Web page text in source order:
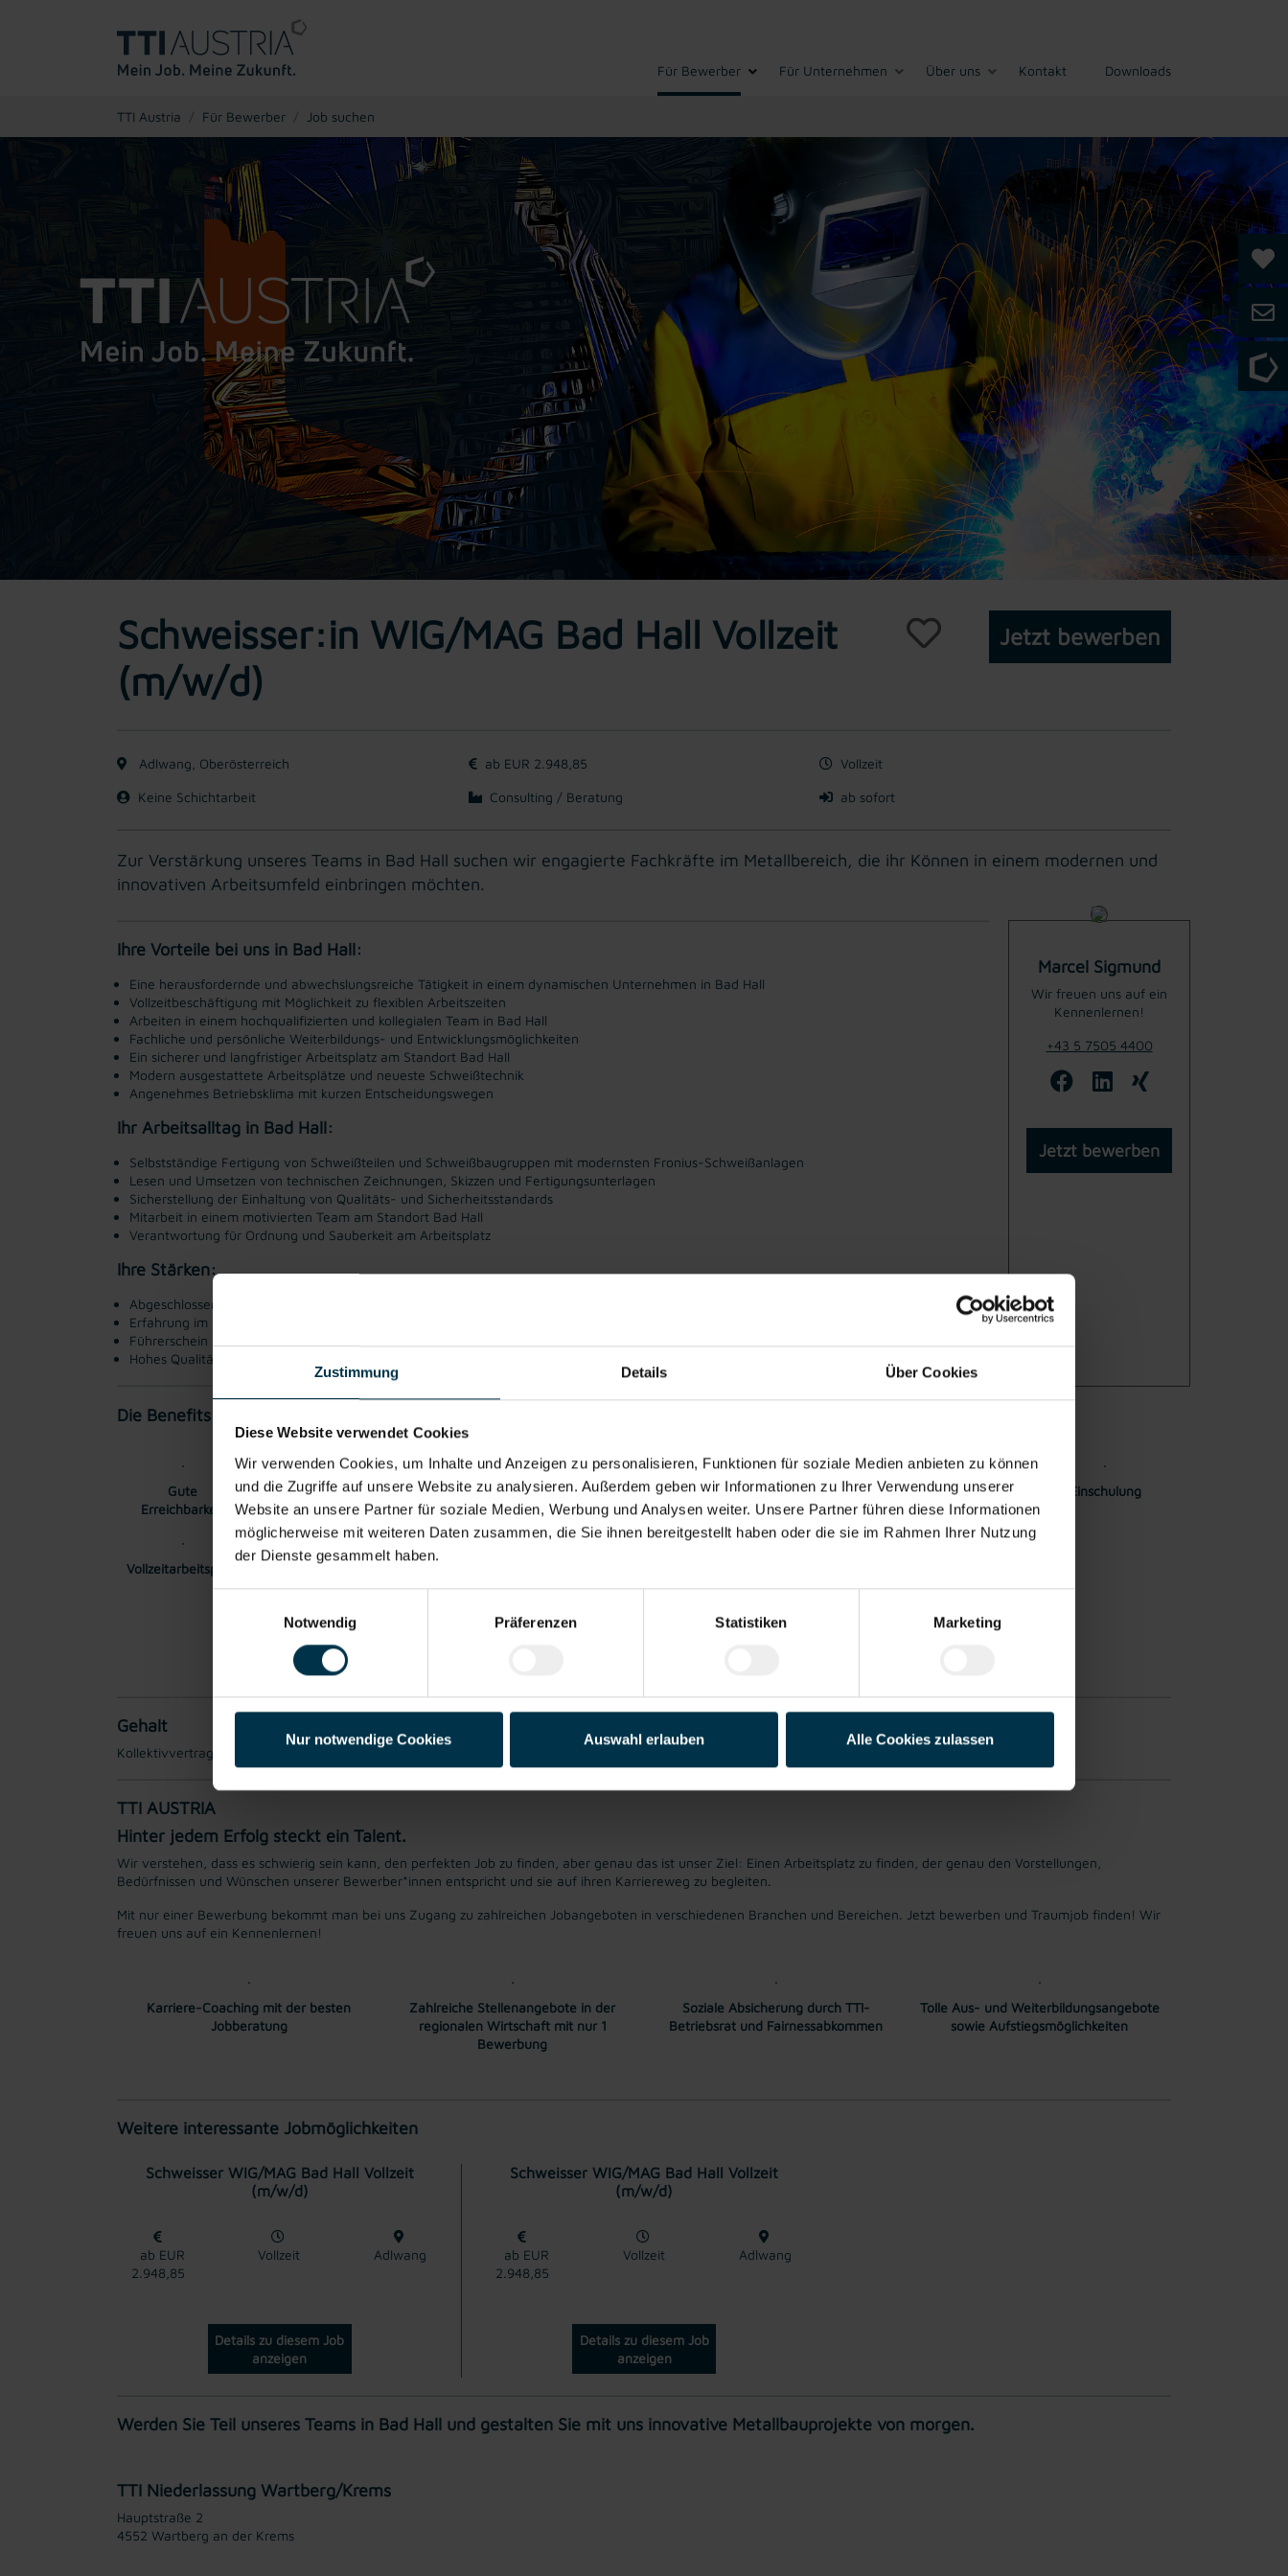
Zustimmung Details Über Cookies
Diese Website verwendet Cookies
Wir verwenden Cookies, um Inhalte und Anzeigen zu personalisieren, Funktionen für soziale Medien anbieten zu können
und die Zugriffe auf unsere Website zu analysieren. Außerdem geben wir Informationen zu Ihrer Verwendung unserer
Website an unsere Partner für soziale Medien, Werbung und Analysen weiter. Unsere Partner führen diese Informationen
möglicherweise mit weiteren Daten zusammen, die Sie ihnen bereitgestellt haben oder die sie im Rahmen Ihrer Nutzung
der Dienste gesammelt haben.
Notwendig
Präferenzen Statistiken Marketing
Nur notwendige Cookies Auswahl erlauben Alle Cookies zulassen
Für Bewerber Für Unternehmen Über uns Kontakt Downloads
TTI Austria Für Bewerber Job suchen
Schweisser:in WIG/MAG Bad Hall Vollzeit
(m/w/d)
Jetzt bewerben
Adlwang, Oberösterreich ab EUR 2.948,85 Vollzeit
Keine Schichtarbeit Consulting / Beratung ab sofort
Zur Verstärkung unseres Teams in Bad Hall suchen wir engagierte Fachkräfte im Metallbereich, die ihr Können in einem modernen und
innovativen Arbeitsumfeld einbringen möchten.
Ihre Vorteile bei uns in Bad Hall:
Eine herausfordernde und abwechslungsreiche Tätigkeit in einem dynamischen Unternehmen in Bad Hall
Vollzeitbeschäftigung mit Möglichkeit zu flexiblen Arbeitszeiten
Arbeiten in einem hochqualifizierten und kollegialen Team in Bad Hall
Fachliche und persönliche Weiterbildungs- und Entwicklungsmöglichkeiten
Ein sicherer und langfristiger Arbeitsplatz am Standort Bad Hall
Modern ausgestattete Arbeitsplätze und neueste Schweißtechnik
Angenehmes Betriebsklima mit kurzen Entscheidungswegen
Ihr Arbeitsalltag in Bad Hall:
Selbstständige Fertigung von Schweißteilen und Schweißbaugruppen mit modernsten Fronius-Schweißanlagen
Lesen und Umsetzen von technischen Zeichnungen, Skizzen und Fertigungsunterlagen
Sicherstellung der Einhaltung von Qualitäts- und Sicherheitsstandards
Mitarbeit in einem motivierten Team am Standort Bad Hall
Verantwortung für Ordnung und Sauberkeit am Arbeitsplatz
Ihre Stärken:
Abgeschlossene Ausbildung im Metallbereich
Erfahrung im Schweißen und in der Metallbearbeitung
Führerschein B
Hohes Qualitätsbewusstsein und selbstständige Arbeitsweise
Marcel Sigmund
Wir freuen uns auf ein
Kennenlernen!
+43 5 7505 4400
Jetzt bewerben
Die Benefits:
Gute
Erreichbarkeit
Flexible
Arbeitszeiten
Gratis Parkplatz Weiterbildung Obst
Integration ins
Stammpersonal
Unbefristetes
Dienstverhältnis
Einschulung
Vollzeitarbeitsplatz Onboarding
Fitnessstudio
Arbeitsplatz
während
Bewerbungsprozes
Gehalt
Kollektivvertraglicher Mindestlohn EUR 2.948,85 brutto pro Monat. Überzahlung auf Grund von Qualifikation und Berufserfahrung möglich.
TTI AUSTRIA
Hinter jedem Erfolg steckt ein Talent.
Wir verstehen, dass es schwierig sein kann, den perfekten Job zu finden, aber genau das ist unser Ziel: Einen Arbeitsplatz zu finden, der genau den Vorstellungen,
Bedürfnissen und Wünschen unserer Bewerber*innen entspricht und sie auf ihren Karriereweg zu begleiten.
Mit nur einer Bewerbung bekommt man bei uns Zugang zu zahlreichen Jobangeboten in verschiedenen Branchen und Bereichen. Jetzt bewerben und Traumjob finden! Wir
freuen uns auf ein Kennenlernen!
Karriere-Coaching mit der besten
Jobberatung
Zahlreiche Stellenangebote in der
regionalen Wirtschaft mit nur 1
Bewerbung
Soziale Absicherung durch TTI-
Betriebsrat und Fairnessabkommen
Tolle Aus- und Weiterbildungsangebote
sowie Aufstiegsmöglichkeiten
Weitere interessante Jobmöglichkeiten
Schweisser WIG/MAG Bad Hall Vollzeit
(m/w/d)
ab EUR
2.948,85
Vollzeit Adlwang
Details zu diesem Job
anzeigen
Schweisser WIG/MAG Bad Hall Vollzeit
(m/w/d)
ab EUR
2.948,85
Vollzeit Adlwang
Details zu diesem Job
anzeigen
Werden Sie Teil unseres Teams in Bad Hall und gestalten Sie mit uns innovative Metallbauprojekte von morgen.
TTI Niederlassung Wartberg/Krems
Hauptstraße 2
4552 Wartberg an der Krems